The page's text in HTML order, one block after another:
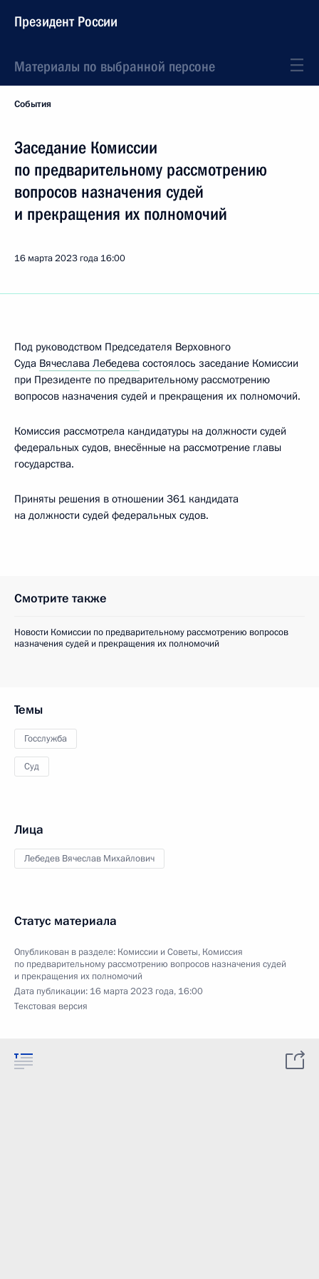
Президент России
Материалы по выбранной персоне
События
Заседание Комиссии
по предварительному рассмотрению
вопросов назначения судей
и прекращения их полномочий
16 марта 2023 года 16:00
Под руководством Председателя Верховного
Суда Вячеслава Лебедева состоялось заседание Комиссии
при Президенте по предварительному рассмотрению
вопросов назначения судей и прекращения их полномочий.
Комиссия рассмотрела кандидатуры на должности судей
федеральных судов, внесённые на рассмотрение главы
государства.
Приняты решения в отношении 361 кандидата
на должности судей федеральных судов.
Смотрите также
Новости Комиссии по предварительному рассмотрению вопросов
назначения судей и прекращения их полномочий
Темы
Госслужба
Суд
Лица
Лебедев Вячеслав Михайлович
Статус материала
Опубликован в разделе: Комиссии и Советы, Комиссия
по предварительному рассмотрению вопросов назначения судей
и прекращения их полномочий
Дата публикации: 16 марта 2023 года, 16:00
Текстовая версия